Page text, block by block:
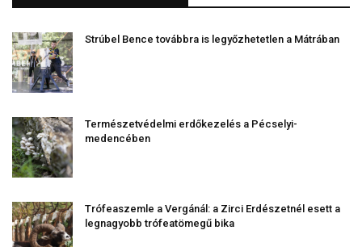
Strúbel Bence továbbra is legyőzhetetlen a Mátrában
Természetvédelmi erdőkezelés a Pécselyi-
medencében
Trófeaszemle a Vergánál: a Zirci Erdészetnél esett a
legnagyobb trófeatömegű bika